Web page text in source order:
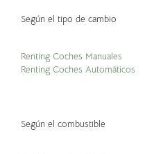
Según el tipo de cambio
Renting Coches Manuales
Renting Coches Automáticos
Según el combustible